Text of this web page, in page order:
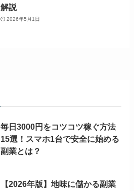
解説
2026年5月1日
毎日3000円をコツコツ稼ぐ方法
15選！スマホ1台で安全に始める
副業とは？
【2026年版】地味に儲かる副業